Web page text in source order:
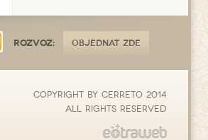
Rozvoz: OBJEDNAT ZDE
Copyright by Cerreto 2014
All rights reserved